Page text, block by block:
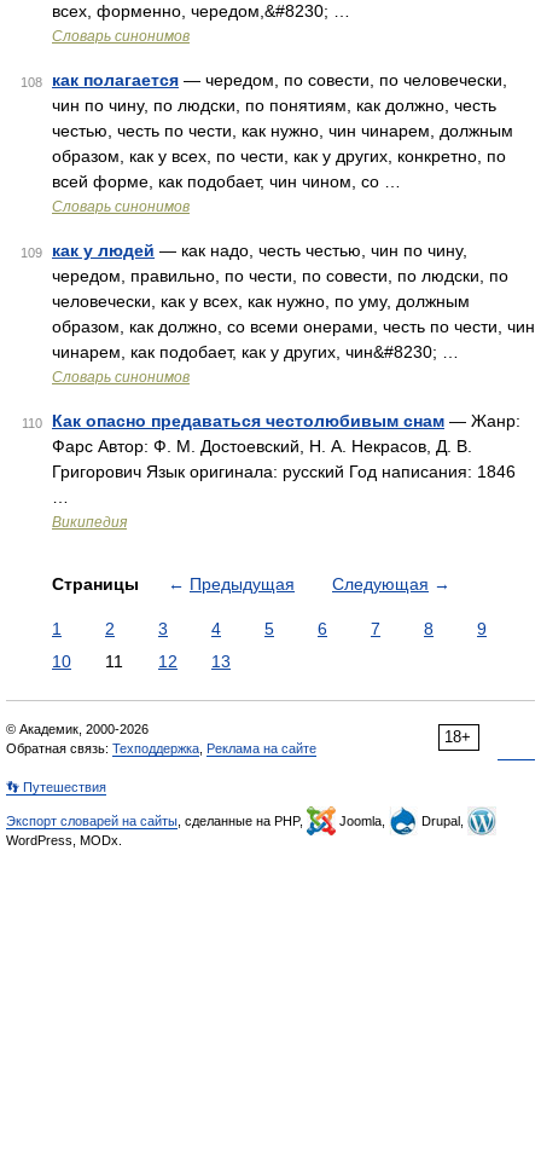
всех, форменно, чередом,&#8230; …
Словарь синонимов
108 как полагается — чередом, по совести, по человечески,
чин по чину, по людски, по понятиям, как должно, честь
честью, честь по чести, как нужно, чин чинарем, должным
образом, как у всех, по чести, как у других, конкретно, по
всей форме, как подобает, чин чином, со …
Словарь синонимов
109 как у людей — как надо, честь честью, чин по чину,
чередом, правильно, по чести, по совести, по людски, по
человечески, как у всех, как нужно, по уму, должным
образом, как должно, со всеми онерами, честь по чести, чин
чинарем, как подобает, как у других, чин&#8230; …
Словарь синонимов
110 Как опасно предаваться честолюбивым снам — Жанр:
Фарс Автор: Ф. М. Достоевский, Н. А. Некрасов, Д. В.
Григорович Язык оригинала: русский Год написания: 1846
Википедия
Страницы ← Предыдущая Следующая →
1 2 3 4 5 6 7 8
9
10
11 12 13
18+
© Академик, 2000-2026
Обратная связь: Техподдержка Реклама на сайте
👣 Путешествия
Экспорт словарей на сайты , сделанные на PHP, Joomla,
Drupal,
WordPress, MODx.